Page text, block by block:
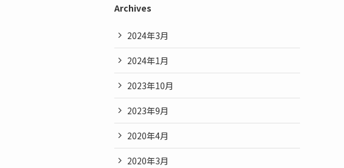
Archives
2024年3月
2024年1月
2023年10月
2023年9月
2020年4月
2020年3月